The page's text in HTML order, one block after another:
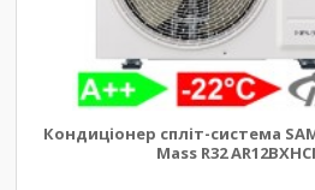
Кондиціонер спліт-система
Mass R32